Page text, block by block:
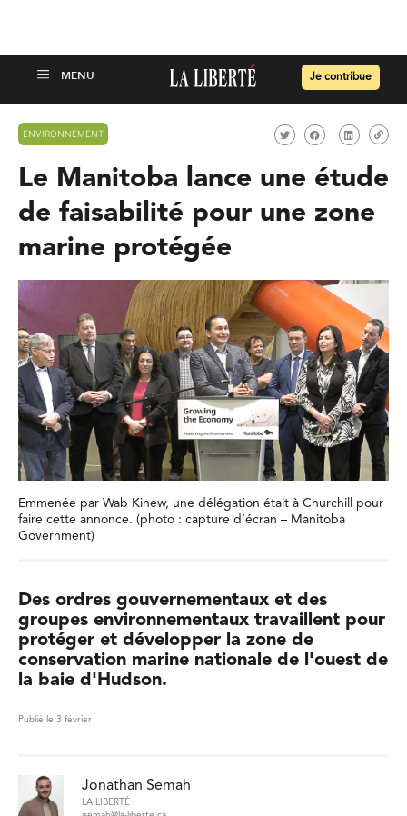
Je contribue
ENVIRONNEMENT
Le Manitoba lance une étude
de faisabilité pour une zone
marine protégée
Emmenée par Wab Kinew, une délégation était à Churchill pour
faire cette annonce. (photo : capture d’écran – Manitoba
Government)
Des ordres gouvernementaux et des
groupes environnementaux travaillent pour
protéger et développer la zone de
conservation marine nationale de l'ouest de
la baie d'Hudson.
Publié le 3 février
Jonathan Semah
LA LIBERTÉ